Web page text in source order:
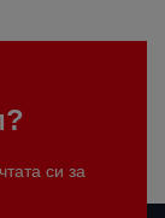
си за